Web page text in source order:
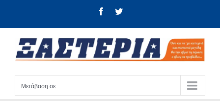
FacebookTwitter
Μετάβαση σε ...